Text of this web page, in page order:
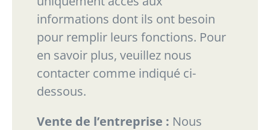
informations dont ils ont besoin
pour remplir leurs fonctions. Pour
en savoir plus, veuillez nous
contacter comme indiqué ci-
dessous.
Vente de l’entreprise : Nous